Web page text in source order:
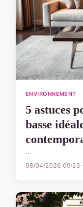
ENVIRONNEMENT
5 astuces
basse
...
08/04/2026 09:23